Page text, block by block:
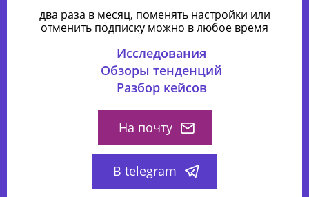
два раза в месяц, поменять настройки или
отменить подписку можно в любое время
Исследования
Обзоры тенденций
Разбор кейсов
На почту
В telegram